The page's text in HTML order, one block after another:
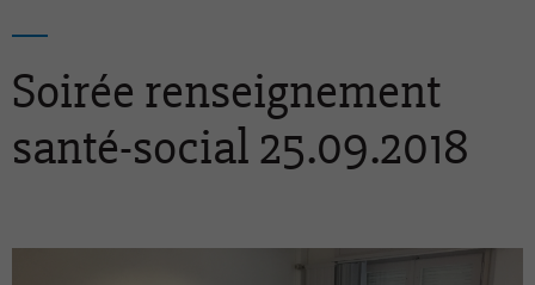
Soirée renseignement
santé-social 25.09.2018